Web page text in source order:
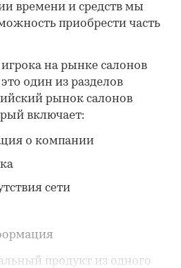
времени и средств мы
приобрести часть
на рынке салонов
один из разделов
рынок салонов
включает:
о компании
сети
продукт из одного